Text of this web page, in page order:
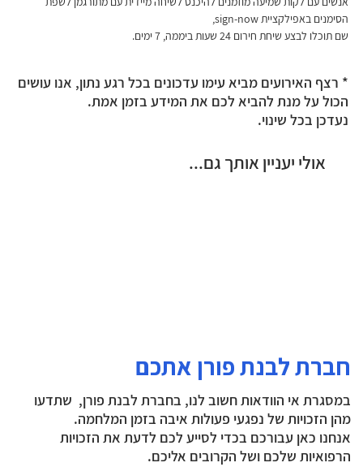
* רצף האירועים מביא עימו עדכונים בכל רגע נתון, אנו עושים
הכול על מנת להביא לכם את המידע בזמן אמת.
נעדכן בכל שינוי.
הסימנים באפילקציית sign-now,
שם תוכלו לבצע שיחת חירום 24 שעות ביממה, 7 ימים.
אולי יעניין אותך גם...
חברת לבנת פורן אתכם
במסגרת אי הוודאות חשוב לנו, בחברת לבנת פורן, שתדעו
מהן הזכויות של נפגעי פעולות איבה בזמן המלחמה.
אנחנו כאן עבורכם בכדי לסייע לכם לדעת את הזכויות
הרפואיות שלכם ושל הקרובים אליכם.